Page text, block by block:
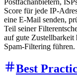
Score für jede IP-
eine E-Mail senden,
Teil seiner
auf gute Zustellbarkeit
Spam-Filtering führen.
Best